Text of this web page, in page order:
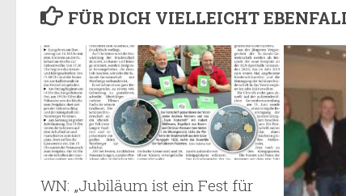
FÜR DICH VIELLEICHT
WN: „Jubiläum ist ein Fest für